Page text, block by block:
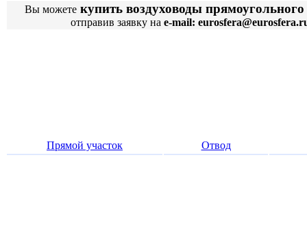
Вы можетекупить воздуховоды прямоугольного
отправив заявку на e-mail:
Прямой участок Отвод